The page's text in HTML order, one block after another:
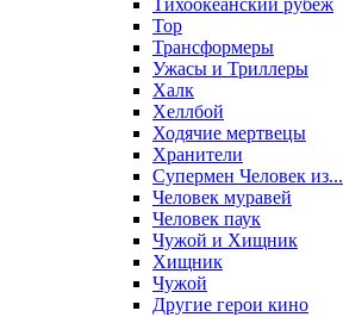
Тихоокеанский рубеж
Тор
Трансформеры
Ужасы и Триллеры
Халк
Хеллбой
Ходячие мертвецы
Хранители
Супермен Человек из...
Человек муравей
Человек паук
Чужой и Хищник
Хищник
Чужой
Другие герои кино